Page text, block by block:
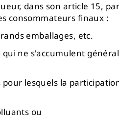
dans son article 15,
consommateurs finaux :
emballages, etc.
ne s'accumulent
lesquels la
ou